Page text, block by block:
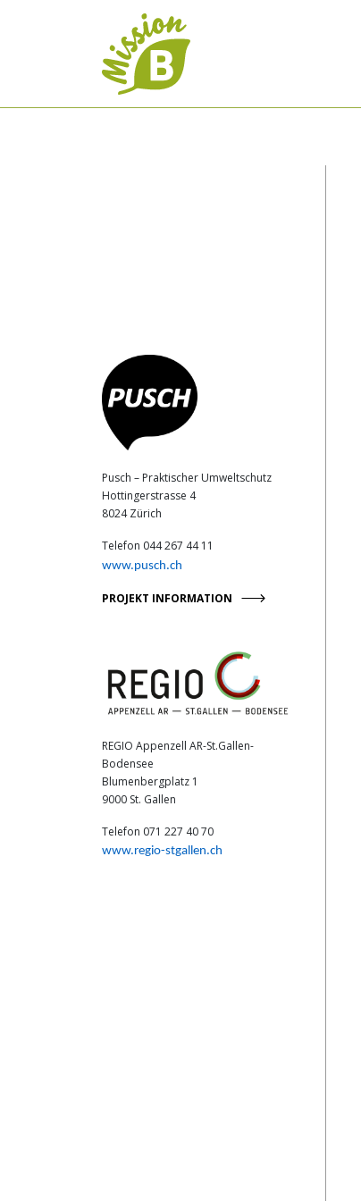
Pusch – Praktischer Umweltschutz
Hottingerstrasse 4
8024 Zürich
Telefon 044 267 44 11
www.pusch.ch
PROJEKT INFORMATION
REGIO Appenzell AR-St.Gallen-
Bodensee
Blumenbergplatz 1
9000 St. Gallen
Telefon 071 227 40 70
www.regio-stgallen.ch